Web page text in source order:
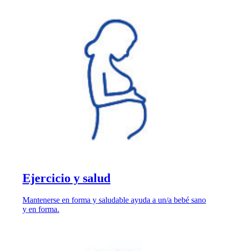
Ejercicio y salud
Mantenerse en forma y saludable ayuda a un/a bebé sano
y en forma.